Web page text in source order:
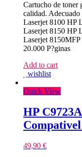
Cartucho de toner
calidad. Adecuado
Laserjet 8100 HP
Laserjet 8150 HP
Laserjet
20.000 P?ginas
Add to cart
wishlist
Quick View
HP
49,90 €